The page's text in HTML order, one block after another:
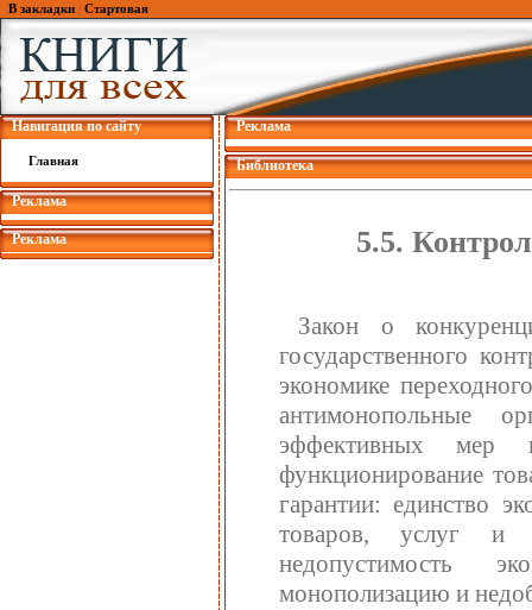
В закладки Стартовая
Навигация по сайту
Главная
Реклама
Реклама
Реклама
Библиотека
5.5.
Закон о
государственного
экономике
антимонопольные
эффективных мер
функционирование
гарантии: единство
товаров, услуг и
недопустимость
монополизацию и